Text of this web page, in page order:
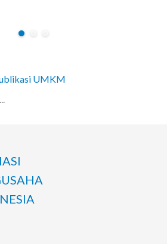
UMKM